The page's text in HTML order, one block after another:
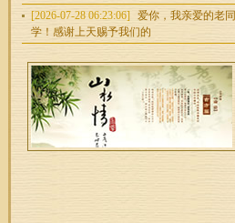
[2026-07-28 06:23:06]
爱你，我亲爱的老同
学！感谢上天赐予我们的